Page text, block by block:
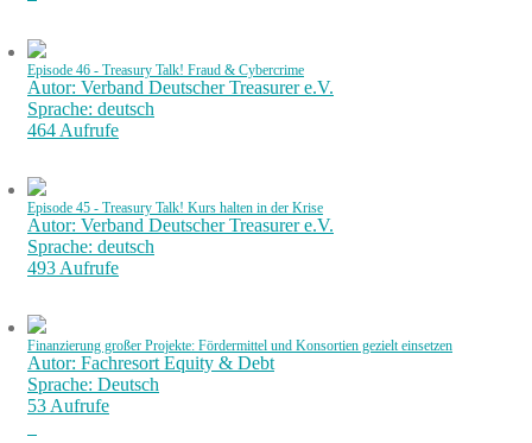
Episode 46 - Treasury Talk! Fraud & Cybercrime
Autor: Verband Deutscher Treasurer e.V.
Sprache: deutsch
464 Aufrufe
Episode 45 - Treasury Talk! Kurs halten in der Krise
Autor: Verband Deutscher Treasurer e.V.
Sprache: deutsch
493 Aufrufe
Finanzierung großer Projekte: Fördermittel und Konsortien gezielt einsetzen
Autor: Fachresort Equity & Debt
Sprache: Deutsch
53 Aufrufe